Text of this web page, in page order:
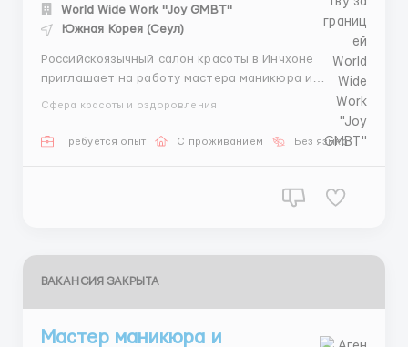
World Wide Work "Joy GMBT"
Южная Корея (Сеул)
Российскоязычный салон красоты в Инчхоне
приглашает на работу мастера маникюра и
работы: 5 дней в неделю. Зарплата: от 3800$ в
Сфера красоты и оздоровления
Требуется опыт С проживанием Без языка
ВАКАНСИЯ ЗАКРЫТА
Мастер маникюра и